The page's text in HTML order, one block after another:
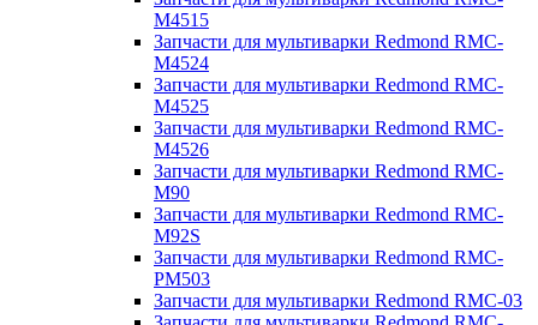
M4515
Запчасти для мультиварки Redmond RMC-
M4524
Запчасти для мультиварки Redmond RMC-
M4525
Запчасти для мультиварки Redmond RMC-
M4526
Запчасти для мультиварки Redmond RMC-
M90
Запчасти для мультиварки Redmond RMC-
M92S
Запчасти для мультиварки Redmond RMC-
PM503
Запчасти для мультиварки Redmond RMC-03